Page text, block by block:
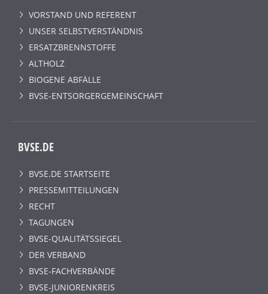
VORSTAND UND REFERENT
UNSER SELBSTVERSTÄNDNIS
ERSATZBRENNSTOFFE
ALTHOLZ
BIOGENE ABFÄLLE
BVSE-ENTSORGERGEMEINSCHAFT
BVSE.DE
BVSE.DE STARTSEITE
PRESSEMITTEILUNGEN
RECHT
TAGUNGEN
BVSE-QUALITÄTSSIEGEL
DER VERBAND
BVSE-FACHVERBÄNDE
BVSE-JUNIORENKREIS